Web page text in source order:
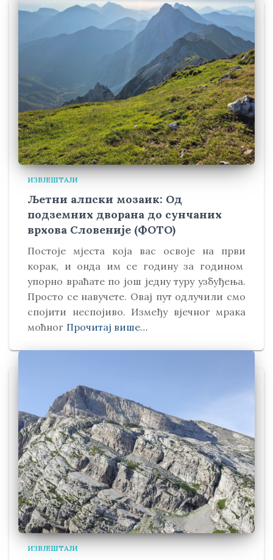
ИЗВЈЕШТАЈИ
Љетни алпски мозаик: Од
подземних дворана до сунчаних
врхова Словеније (ФОТО)
Постоје мјеста која вас освоје на први
корак, и онда им се годину за годином
упорно враћате по још једну туру узбуђења.
Просто се навучете. Овај пут одлучили смо
спојити неспојиво. Између вјечног мрака
моћног Прочитај више…
ИЗВЈЕШТАЈИ